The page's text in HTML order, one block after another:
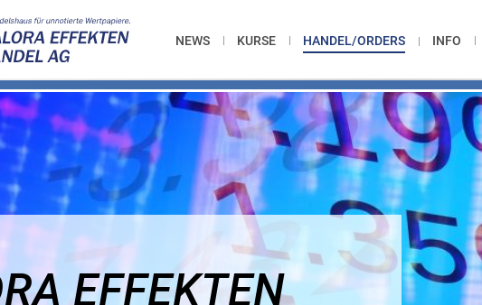
NEWS KURSE HANDEL/ORDERS INFO
EFFEKTEN